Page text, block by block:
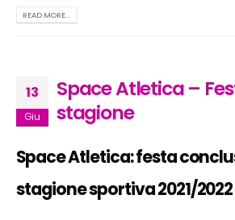
READ MORE...
13
Giu
Space Atletica –
stagione
Space Atletica: festa
stagione sportiva 2021/2022